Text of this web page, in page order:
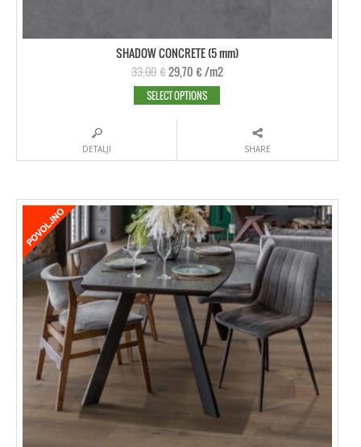
SHADOW CONCRETE (5 mm)
33,00 €29,70 €/m2
SELECT OPTIONS
DETALJI SHARE